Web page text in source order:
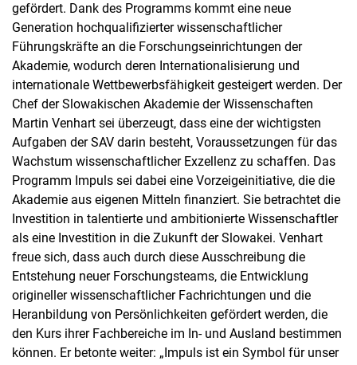
gefördert. Dank des Programms kommt eine neue
Generation hochqualifizierter wissenschaftlicher
Führungskräfte an die Forschungseinrichtungen der
Akademie, wodurch deren Internationalisierung und
internationale Wettbewerbsfähigkeit gesteigert werden. Der
Chef der Slowakischen Akademie der Wissenschaften
Martin Venhart sei überzeugt, dass eine der wichtigsten
Aufgaben der SAV darin besteht, Voraussetzungen für das
Wachstum wissenschaftlicher Exzellenz zu schaffen. Das
Programm Impuls sei dabei eine Vorzeigeinitiative, die die
Akademie aus eigenen Mitteln finanziert. Sie betrachtet die
Investition in talentierte und ambitionierte Wissenschaftler
als eine Investition in die Zukunft der Slowakei. Venhart
freue sich, dass auch durch diese Ausschreibung die
Entstehung neuer Forschungsteams, die Entwicklung
origineller wissenschaftlicher Fachrichtungen und die
Heranbildung von Persönlichkeiten gefördert werden, die
den Kurs ihrer Fachbereiche im In- und Ausland bestimmen
können. Er betonte weiter: „Impuls ist ein Symbol für unser